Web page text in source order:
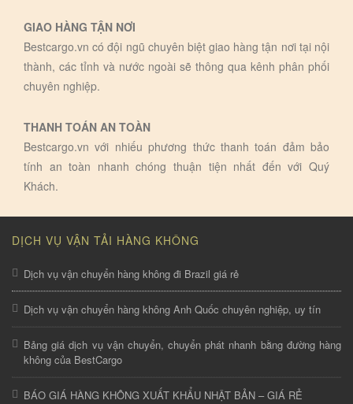
GIAO HÀNG TẬN NƠI
Bestcargo.vn có đội ngũ chuyên biệt giao hàng tận nơi tại nội
thành, các tỉnh và nước ngoài sẽ thông qua kênh phân phối
chuyên nghiệp.
THANH TOÁN AN TOÀN
Bestcargo.vn với nhiếu phương thức thanh toán đảm bảo
tính an toàn nhanh chóng thuận tiện nhất đến với Quý
Khách.
DỊCH VỤ VẬN TẢI HÀNG KHÔNG
Dịch vụ vận chuyển hàng không đi Brazil giá rẻ
Dịch vụ vận chuyển hàng không Anh Quốc chuyên nghiệp, uy tín
Bảng giá dịch vụ vận chuyển, chuyển phát nhanh bằng đường hàng
không của BestCargo
BÁO GIÁ HÀNG KHÔNG XUẤT KHẨU NHẬT BẢN – GIÁ RẺ